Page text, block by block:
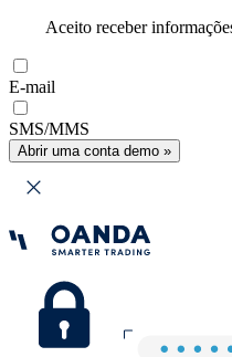
Aceito receber
E-mail
SMS/MMS
Abrir uma conta demo »